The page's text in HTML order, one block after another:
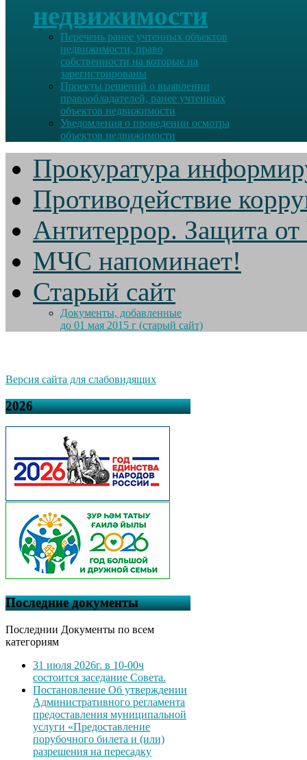
недвижимости
Перечень ранее учтенных объектов
недвижимости, право
собственности на которые на
зарегистрированы
Проекты решений о выявлении
правообладателей, ранее учтенных
объектов недвижимости
Уведомления о проведении осмотра
объектов недвижимости
Прокуратура
Противодействие
Антитеррор. Защита
МЧС напоминает!
Старый сайт
Документы, добавленные
до 01 мая 2015 г (старый сайт)
Версия сайта для слабовидящих
2026
Последние документы
Последнии Документы по всем
категориям
31 июля 2026г. в 10-00ч
состоится заседание Совета.
Постановление Об утверждении
Административного регламента
предоставления муниципальной
услуги «Предоставление
порубочного билета и (или)
разрешения на пересадку